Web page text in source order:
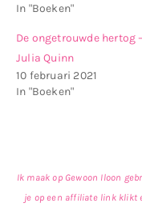
In "Boeken"
De ongetrouwde hertog –
Julia Quinn
10 februari 2021
In "Boeken"
Ik maak op Gewoon Iloon
je op een affiliate link klikt